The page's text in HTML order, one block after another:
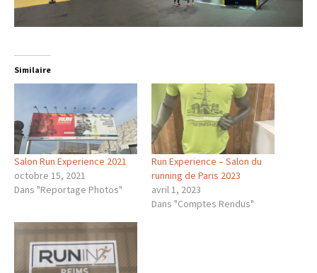
Similaire
Salon Run Experience 2021
octobre 15, 2021
Dans "Reportage Photos"
Run Experience – Salon du
running de Paris 2023
avril 1, 2023
Dans "Comptes Rendus"